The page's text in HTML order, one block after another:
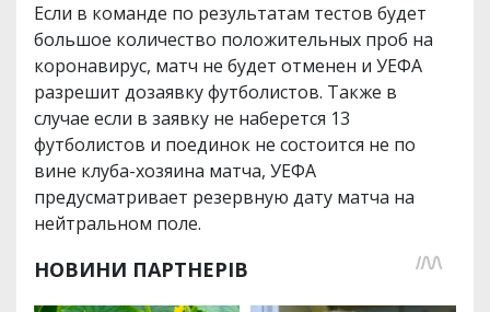
Если в команде по результатам тестов будет
большое количество положительных проб на
коронавирус, матч не будет отменен и УЕФА
разрешит дозаявку футболистов. Также в
случае если в заявку не наберется 13
футболистов и поединок не состоится не по
вине клуба-хозяина матча, УЕФА
предусматривает резервную дату матча на
нейтральном поле.